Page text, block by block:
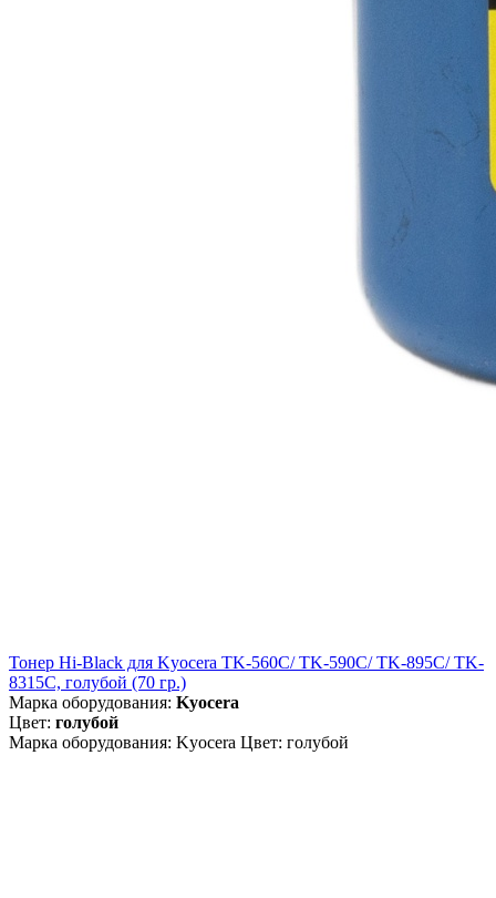
Тонер Hi-Black для Kyocera TK-560C/ TK-590C/ TK-895C/ TK-
8315C, голубой (70 гр.)
Марка оборудования: Kyocera
Цвет: голубой
Марка оборудования: Kyocera Цвет: голубой